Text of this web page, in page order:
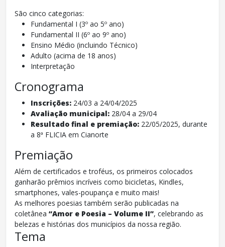
São cinco categorias:
Fundamental I (3º ao 5º ano)
Fundamental II (6º ao 9º ano)
Ensino Médio (incluindo Técnico)
Adulto (acima de 18 anos)
Interpretação
Cronograma
Inscrições: 24/03 a 24/04/2025
Avaliação municipal: 28/04 a 29/04
Resultado final e premiação: 22/05/2025, durante
a 8ª FLICIA em Cianorte
Premiação
Além de certificados e troféus, os primeiros colocados
ganharão prêmios incríveis como bicicletas, Kindles,
smartphones, vales-poupança e muito mais!
As melhores poesias também serão publicadas na
coletânea “Amor e Poesia – Volume II”, celebrando as
belezas e histórias dos municípios da nossa região.
Tema